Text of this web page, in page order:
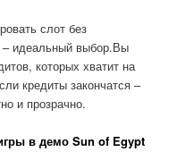
слот без
– идеальный выбор.Вы
которых хватит на
кредиты закончатся –
и прозрачно.
в демо Sun of Egypt